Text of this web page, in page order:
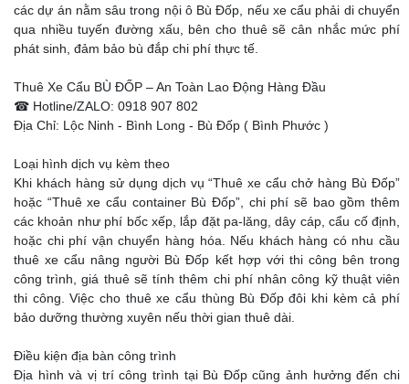
các dự án nằm sâu trong nội ô Bù Đốp, nếu xe cẩu phải di chuyển
qua nhiều tuyến đường xấu, bên cho thuê sẽ cân nhắc mức phí
phát sinh, đảm bảo bù đắp chi phí thực tế.
Thuê Xe Cẩu BÙ ĐỐP – An Toàn Lao Động Hàng Đầu
☎ Hotline/ZALO: 0918 907 802
Địa Chỉ: Lộc Ninh - Bình Long - Bù Đốp ( Bình Phước )
Loại hình dịch vụ kèm theo
Khi khách hàng sử dụng dịch vụ “Thuê xe cẩu chở hàng Bù Đốp”
hoặc “Thuê xe cẩu container Bù Đốp”, chi phí sẽ bao gồm thêm
các khoản như phí bốc xếp, lắp đặt pa-lăng, dây cáp, cẩu cố định,
hoặc chi phí vận chuyển hàng hóa. Nếu khách hàng có nhu cầu
thuê xe cẩu nâng người Bù Đốp kết hợp với thi công bên trong
công trình, giá thuê sẽ tính thêm chi phí nhân công kỹ thuật viên
thi công. Việc cho thuê xe cẩu thùng Bù Đốp đôi khi kèm cả phí
bảo dưỡng thường xuyên nếu thời gian thuê dài.
Điều kiện địa bàn công trình
Địa hình và vị trí công trình tại Bù Đốp cũng ảnh hưởng đến chi